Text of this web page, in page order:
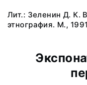
Лит.: Зеленин Д. К.
этнография. М.,